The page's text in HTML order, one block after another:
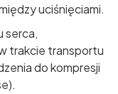
uciśnięciami.
serca,
trakcie transportu
do kompresji